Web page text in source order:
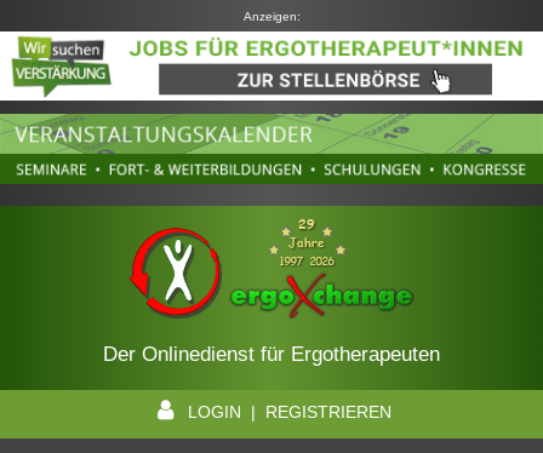
Anzeigen:
Der Onlinedienst für Ergotherapeuten
LOGIN | REGISTRIEREN